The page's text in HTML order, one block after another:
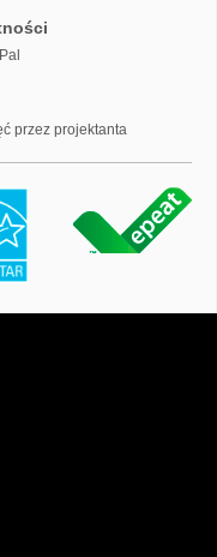
przez projektanta